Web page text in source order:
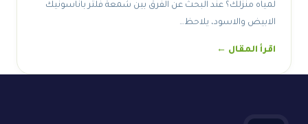
لمياه منزلك؟ عند البحث عن الفرق بين شمعة فلتر باناسونيك
الابيض والاسود، يلاحظ…
اقرأ المقال ←